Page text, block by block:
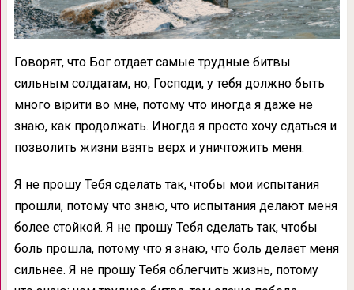
Говорят, что Бог отдает самые трудные битвы
сильным солдатам, но, Господи, у тебя должно быть
много вірити во мне, потому что иногда я даже не
знаю, как продолжать. Иногда я просто хочу сдаться и
позволить жизни взять верх и уничтожить меня.
Я не прошу Тебя сделать так, чтобы мои испытания
прошли, потому что знаю, что испытания делают меня
более стойкой. Я не прошу Тебя сделать так, чтобы
боль прошла, потому что я знаю, что боль делает меня
сильнее. Я не прошу Тебя облегчить жизнь, потому